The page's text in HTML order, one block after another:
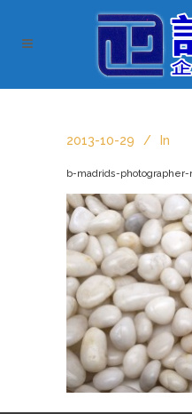
2013-10-29 In
b-madrids-photographer-